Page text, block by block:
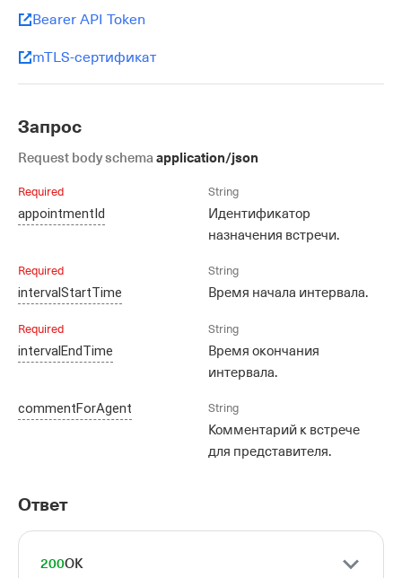
Bearer API Token
mTLS-сертификат
Запрос
Request body schemaapplication/json
Required
appointmentId
String
Идентификатор
назначения встречи.
Required
intervalStartTime
String
Время начала интервала.
Required
intervalEndTime
String
Время окончания
интервала.
commentForAgent String
Комментарий к встрече
для представителя.
Ответ
200OK